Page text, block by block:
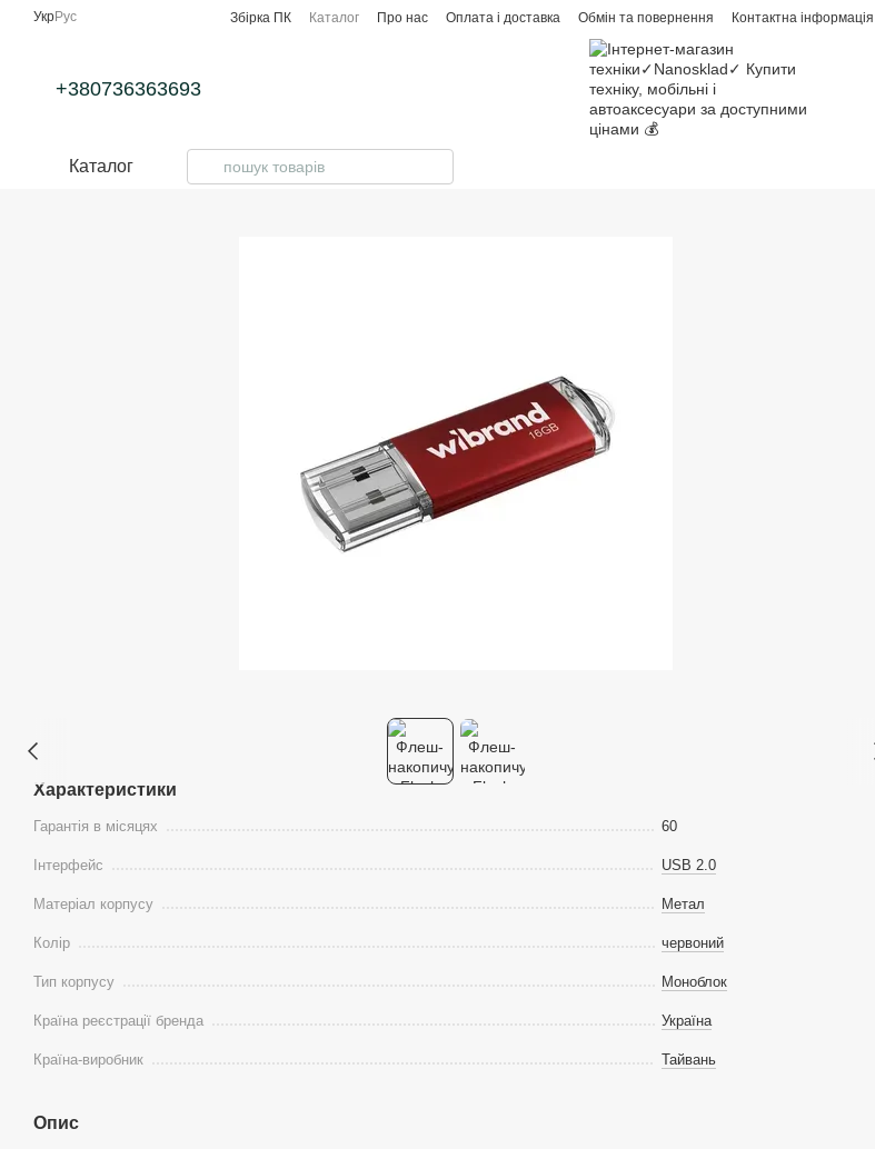
Перейти до основного контенту
УкрРус Збірка ПК Каталог Про нас Оплата і доставка Обмін та повернення Контактна інформація
+380736363693
Каталог
Характеристики
Гарантія в місяцях 60
Інтерфейс USB 2.0
Матеріал корпусу Метал
Колір червоний
Тип корпусу Моноблок
Країна реєстрації бренда Україна
Країна-виробник Тайвань
Опис